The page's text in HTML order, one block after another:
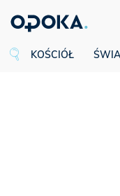
KOŚCIÓŁ